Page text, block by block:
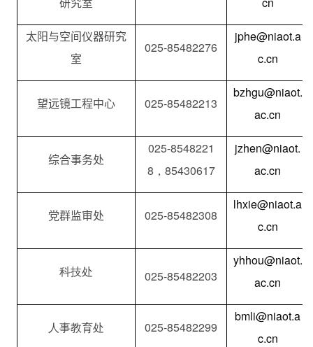
太阳与空间仪器研究
室
025-85482276
jphe@niaot.a
c.cn
望远镜工程中心 025-85482213
bzhgu@niaot.
ac.cn
综合事务处
025-8548221
8 ， 85430617
jzhen@niaot.
ac.cn
党群监审处 025-85482308
lhxie@niaot.a
c.cn
科技处 025-85482203
yhhou@niaot.
ac.cn
人事教育处 025-85482299
bmli@niaot.a
c.cn